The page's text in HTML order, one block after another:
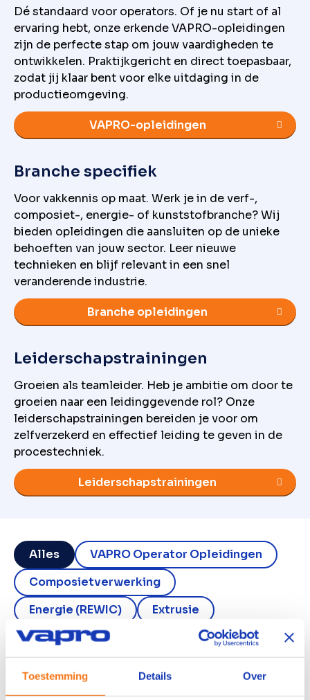
Toestemming Details Over
Dé standaard voor operators. Of je nu start of al
ervaring hebt, onze erkende VAPRO-opleidingen
zijn de perfecte stap om jouw vaardigheden te
ontwikkelen. Praktijkgericht en direct toepasbaar,
zodat jij klaar bent voor elke uitdaging in de
productieomgeving.
VAPRO-opleidingen
Branche specifiek
Voor vakkennis op maat. Werk je in de verf-,
composiet-, energie- of kunststofbranche? Wij
bieden opleidingen die aansluiten op de unieke
behoeften van jouw sector. Leer nieuwe
technieken en blijf relevant in een snel
veranderende industrie.
Branche opleidingen
Leiderschapstrainingen
Groeien als teamleider. Heb je ambitie om door te
groeien naar een leidinggevende rol? Onze
leiderschapstrainingen bereiden je voor om
zelfverzekerd en effectief leiding te geven in de
procestechniek.
Leiderschapstrainingen
Alles
VAPRO Operator Opleidingen
Composietverwerking
Energie (REWIC)
Extrusie
Kunststofverwerking
Verfvakman